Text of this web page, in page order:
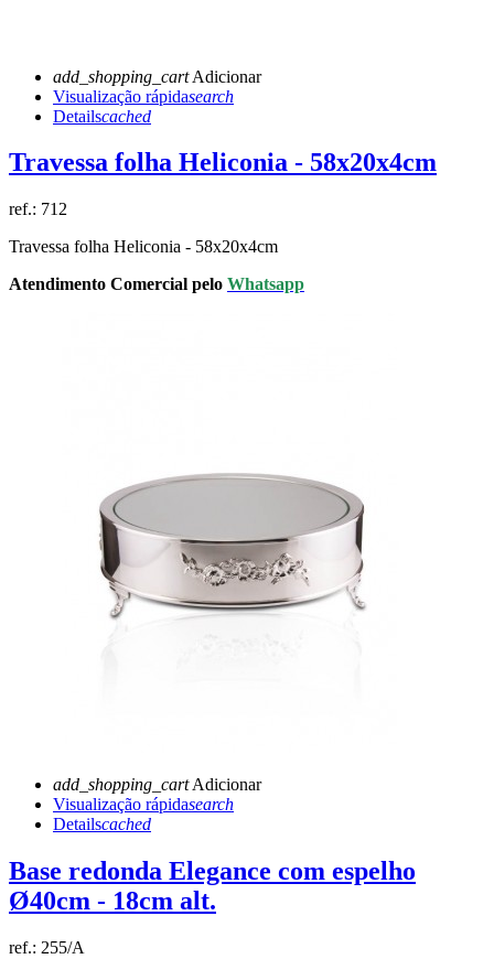
add_shopping_cartAdicionar
Visualização rápidasearch
Detailscached
Travessa folha Heliconia - 58x20x4cm
ref.: 712
Travessa folha Heliconia - 58x20x4cm
Atendimento Comercial pelo Whatsapp
add_shopping_cartAdicionar
Visualização rápidasearch
Detailscached
Base redonda Elegance com espelho
Ø40cm - 18cm alt.
ref.: 255/A